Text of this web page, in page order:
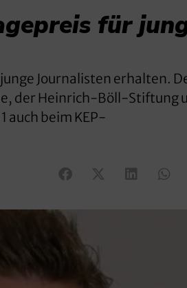
für
Journalisten erhalten.
der Heinrich-Böll-Stiftung
auch beim KEP-